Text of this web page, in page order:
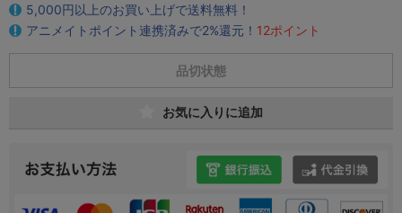
5,000円以上のお買い上げで送料無料！
アニメイトポイント連携済みで2%還元！ 12ポイント
品切状態
お気に入りに追加